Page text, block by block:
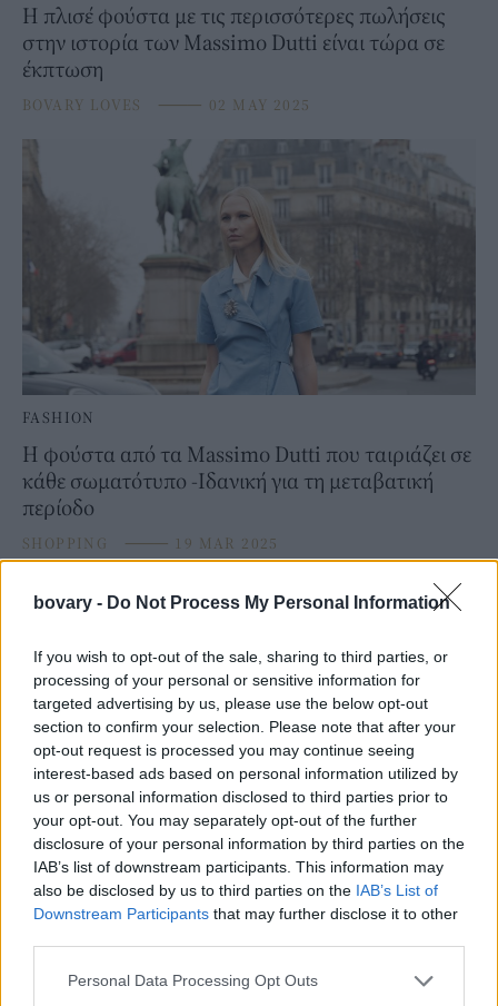
bovary - Do Not Process My Personal Information
If you wish to opt-out of the sale, sharing to third parties, or
processing of your personal or sensitive information for
targeted advertising by us, please use the below opt-out
section to confirm your selection. Please note that after your
opt-out request is processed you may continue seeing
interest-based ads based on personal information utilized by
us or personal information disclosed to third parties prior to
your opt-out. You may separately opt-out of the further
disclosure of your personal information by third parties on the
IAB’s list of downstream participants. This information may
also be disclosed by us to third parties on the IAB’s List of
Downstream Participants that may further disclose it to other
Personal Data Processing Opt Outs
Η πλισέ φούστα με τις περισσότερες πωλήσεις
στην ιστορία των Massimo Dutti είναι τώρα σε
έκπτωση
BOVARY LOVES ⸻ 02 MAY 2025
FASHION
Η φούστα από τα Massimo Dutti που ταιριάζει σε
κάθε σωματότυπο -Ιδανική για τη μεταβατική
περίοδο
SHOPPING ⸻ 19 MAR 2025
FASHION
10 πλισέ φούστες που θα κάνουν το καλοκαιρινό
ντύσιμο να δείχνει απίστευτα elegant